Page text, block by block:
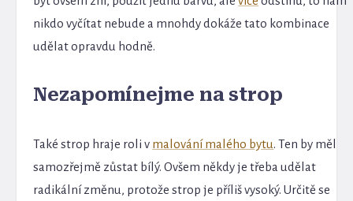
nikdo vyčítat nebude a mnohdy dokáže tato kombinace
udělat opravdu hodně.
Nezapomínejme na strop
Také strop hraje roli v malování malého bytu. Ten by měl
samozřejmě zůstat bílý. Ovšem někdy je třeba udělat
radikální změnu, protože strop je příliš vysoký. Určitě se